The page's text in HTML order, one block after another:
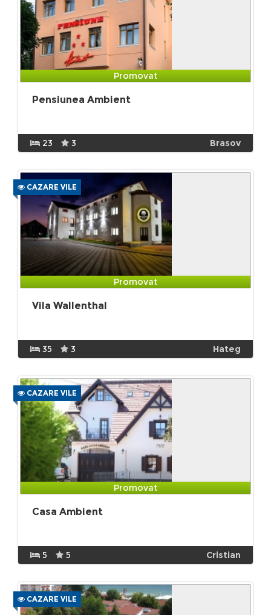
Promovat
Pensiunea Ambient
23 3 Brasov
CAZARE VILE
Promovat
Vila Wallenthal
35 3 Hateg
CAZARE VILE
Promovat
Casa Ambient
5 5 Cristian
CAZARE VILE